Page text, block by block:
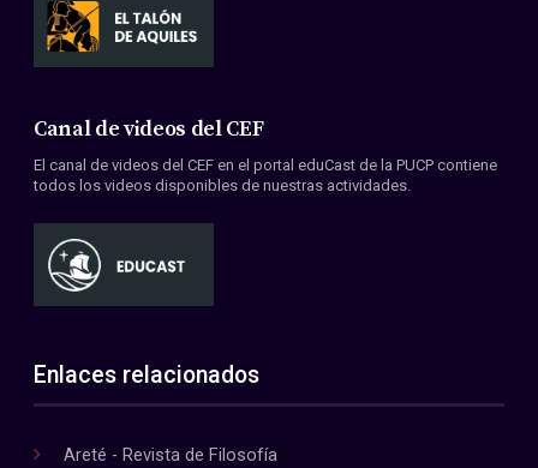
Canal de videos del CEF
El canal de videos del CEF en el portal eduCast de la PUCP contiene
todos los videos disponibles de nuestras actividades.
Enlaces relacionados
Areté - Revista de Filosofía